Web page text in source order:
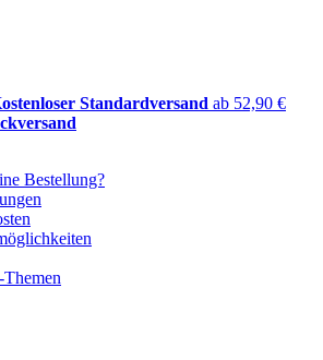
Standardversand ab 52,90 €
Bestellung?